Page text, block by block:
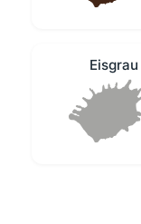
Eisgrau